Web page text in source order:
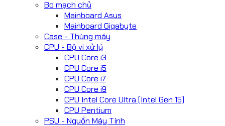
Bo mạch chủ
Mainboard Asus
Mainboard Gigabyte
Case - Thùng máy
CPU - Bộ vi xử lý
CPU Core i3
CPU Core i5
CPU Core i7
CPU Core i9
CPU Intel Core Ultra (Intel Gen 15)
CPU Pentium
PSU - Nguồn Máy Tính